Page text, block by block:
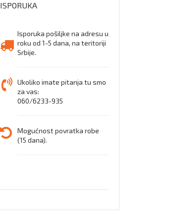
ISPORUKA
Isporuka pošiljke na adresu u
roku od 1-5 dana, na teritoriji
Srbije.
Ukoliko imate pitanja tu smo
za vas:
060/6233-935
Mogućnost povratka robe
(15 dana).